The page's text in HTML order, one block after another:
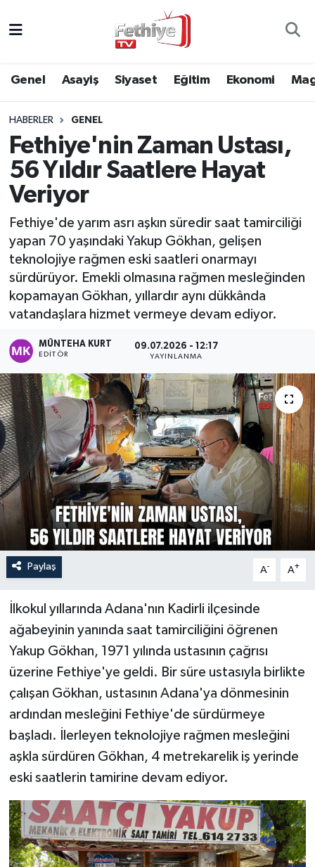
Genel Asayiş Siyaset Eğitim Ekonomi
HABERLER GENEL
Fethiye'nin Zaman Ustası,
56 Yıldır Saatlere Hayat
Veriyor
Fethiye'de yarım asrı aşkın süredir saat tamirciliği
yapan 70 yaşındaki Yakup Gökhan, gelişen
teknolojiye rağmen eski saatleri onarmayı
sürdürüyor. Emekli olmasına rağmen mesleğinden
kopamayan Gökhan, yıllardır aynı dükkânda
vatandaşlara hizmet vermeye devam ediyor.
MÜNTEHA KURT
EDITÖR
09.07.2026 - 12:17
YAYINLANMA
Paylaş A- A+
İlkokul yıllarında Adana'nın Kadirli ilçesinde
ağabeyinin yanında saat tamirciliğini öğrenen
Yakup Gökhan, 1971 yılında ustasının çağrısı
üzerine Fethiye'ye geldi. Bir süre ustasıyla birlikte
çalışan Gökhan, ustasının Adana'ya dönmesinin
ardından mesleğini Fethiye'de sürdürmeye
başladı. İlerleyen teknolojiye rağmen mesleğini
aşkla sürdüren Gökhan, 4 metrekarelik iş yerinde
eski saatlerin tamirine devam ediyor.
Asayiş
Eğitim
Ekonomi
Kültür
Magazin
Spor
Turizm
Muğla Hava Durumu
Muğla Namaz Vakitleri
Muğla Trafik Yoğunluk Haritası
Süper Lig Puan Durumu ve Fikstür
Tüm Manşetler
Son Dakika Haberleri
Haber Arşivi